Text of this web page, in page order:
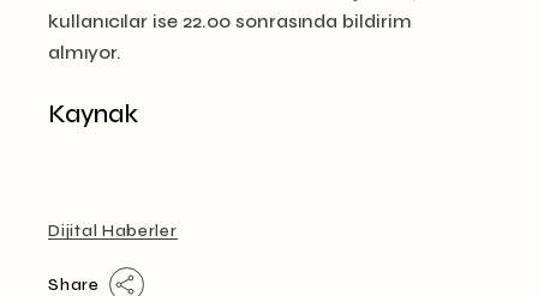
kullanıcılar ise 22.00 sonrasında bildirim
almıyor.
Kaynak
Dijital Haberler
Share